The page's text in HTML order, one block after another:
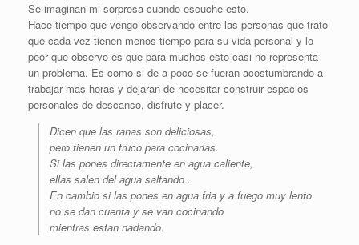
Se imaginan mi sorpresa cuando escuche esto.
Hace tiempo que vengo observando entre las personas que trato
que cada vez tienen menos tiempo para su vida personal y lo
peor que observo es que para muchos esto casi no representa
un problema. Es como si de a poco se fueran acostumbrando a
trabajar mas horas y dejaran de necesitar construir espacios
personales de descanso, disfrute y placer.
Dicen que las ranas son deliciosas,
pero tienen un truco para cocinarlas.
Si las pones directamente en agua caliente,
ellas salen del agua saltando .
En cambio si las pones en agua fria y a fuego muy lento
no se dan cuenta y se van cocinando
mientras estan nadando.